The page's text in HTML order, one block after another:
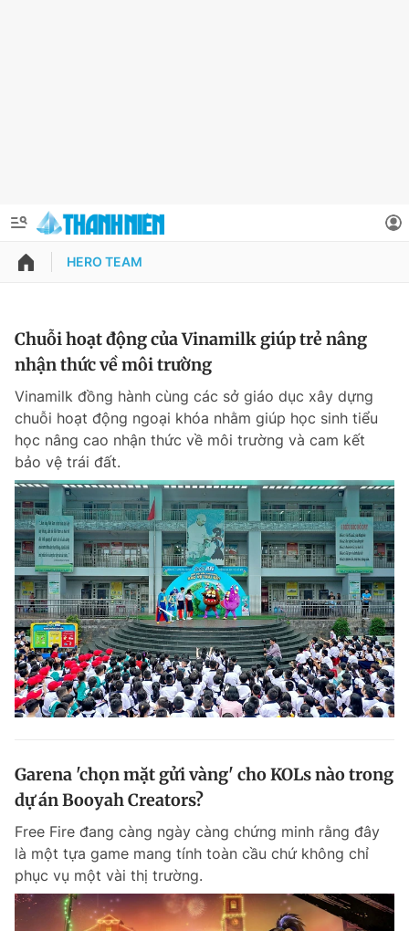
QUẢNG CÁO
Chuyên mục khác
Chào ngày mới
Tin thị trường Tin 360
Video Magazine
Sản phẩm khác
Tiện ích Bạn cần biết
Đọc Thanh Niên trên điện thoại
Thông tin tài khoản
Đổi mật khẩu
Tin đã lưu
Tin đã xem
Đăng xuất
HERO TEAM
Chuỗi hoạt động của Vinamilk giúp trẻ nâng
nhận thức về môi trường
Vinamilk đồng hành cùng các sở giáo dục xây dựng
chuỗi hoạt động ngoại khóa nhằm giúp học sinh tiểu
học nâng cao nhận thức về môi trường và cam kết
bảo vệ trái đất.
Garena 'chọn mặt gửi vàng' cho KOLs nào trong
dự án Booyah Creators?
Free Fire đang càng ngày càng chứng minh rằng đây
là một tựa game mang tính toàn cầu chứ không chỉ
phục vụ một vài thị trường.